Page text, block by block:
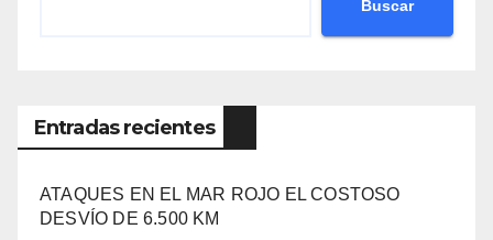
Buscar
Entradas recientes
ATAQUES EN EL MAR ROJO EL COSTOSO
DESVÍO DE 6.500 KM